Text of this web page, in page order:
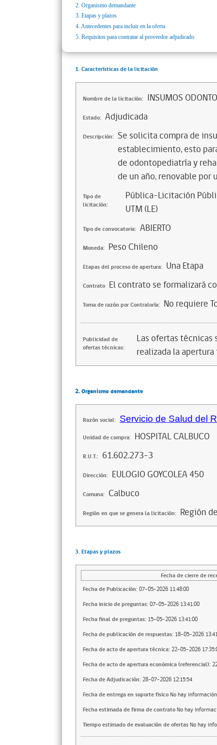
2. Organismo demandante
3. Etapas y plazos
4. Antecedentes para incluir en la oferta
5. Requisitos para contratar al proveedor adjudicado
1. Características de la licitación
Nombre de la licitación: INSUMOS
Estado: Adjudicada
Descripción: Se solicita compra de
establecimiento, esto
de odontopediatría y
de un año, renovable por
Tipo de
licitación:
Pública-Licitación
UTM (LE)
Tipo de convocatoria: ABIERTO
Moneda: Peso Chileno
Etapas del proceso de apertura: Una Etapa
Contrato El contrato se formalizará
Toma de razón por Contraloría: No requiere
Publicidad de
ofertas técnicas:
Las ofertas
realizada la
2. Organismo demandante
Razón social: Servicio de Salud del
Unidad de compra: HOSPITAL CALBUCO
R.U.T.: 61.602.273-3
Dirección: EULOGIO GOYCOLEA 450
Comuna: Calbuco
Región en que se genera la licitación: Región
3. Etapas y plazos
Fecha de cierre de
Fecha de Publicación: 07-05-2026 11:48:00
Fecha inicio de preguntas: 07-05-2026 13:41:00
Fecha final de preguntas: 15-05-2026 13:41:00
Fecha de publicación de respuestas: 18-05-2026
Fecha de acto de apertura técnica: 22-05-2026
Fecha de acto de apertura económica (referencial):
Fecha de Adjudicación: 28-07-2026 12:15:54
Fecha de entrega en soporte fisicoNo hay información
Fecha estimada de firma de contratoNo hay
Tiempo estimado de evaluación de ofertasNo hay